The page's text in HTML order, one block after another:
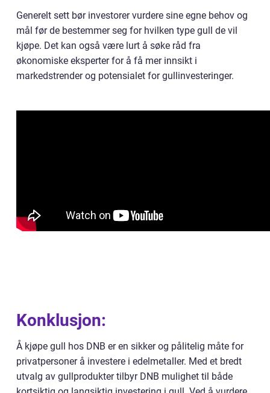
Generelt sett bør investorer vurdere sine egne behov og
mål før de bestemmer seg for hvilken type gull de vil
kjøpe. Det kan også være lurt å søke råd fra
økonomiske eksperter for å få mer innsikt i
markedstrender og potensialet for gullinvesteringer.
Konklusjon:
Å kjøpe gull hos DNB er en sikker og pålitelig måte for
privatpersoner å investere i edelmetaller. Med et bredt
utvalg av gullprodukter tilbyr DNB mulighet til både